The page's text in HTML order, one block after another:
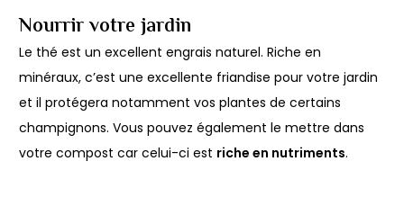
Nourrir votre jardin
Le thé est un excellent engrais naturel. Riche en
minéraux, c’est une excellente friandise pour votre jardin
et il protégera notamment vos plantes de certains
champignons. Vous pouvez également le mettre dans
votre compost car celui-ci est riche en nutriments.